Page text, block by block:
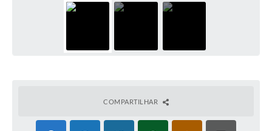
COMPARTILHAR